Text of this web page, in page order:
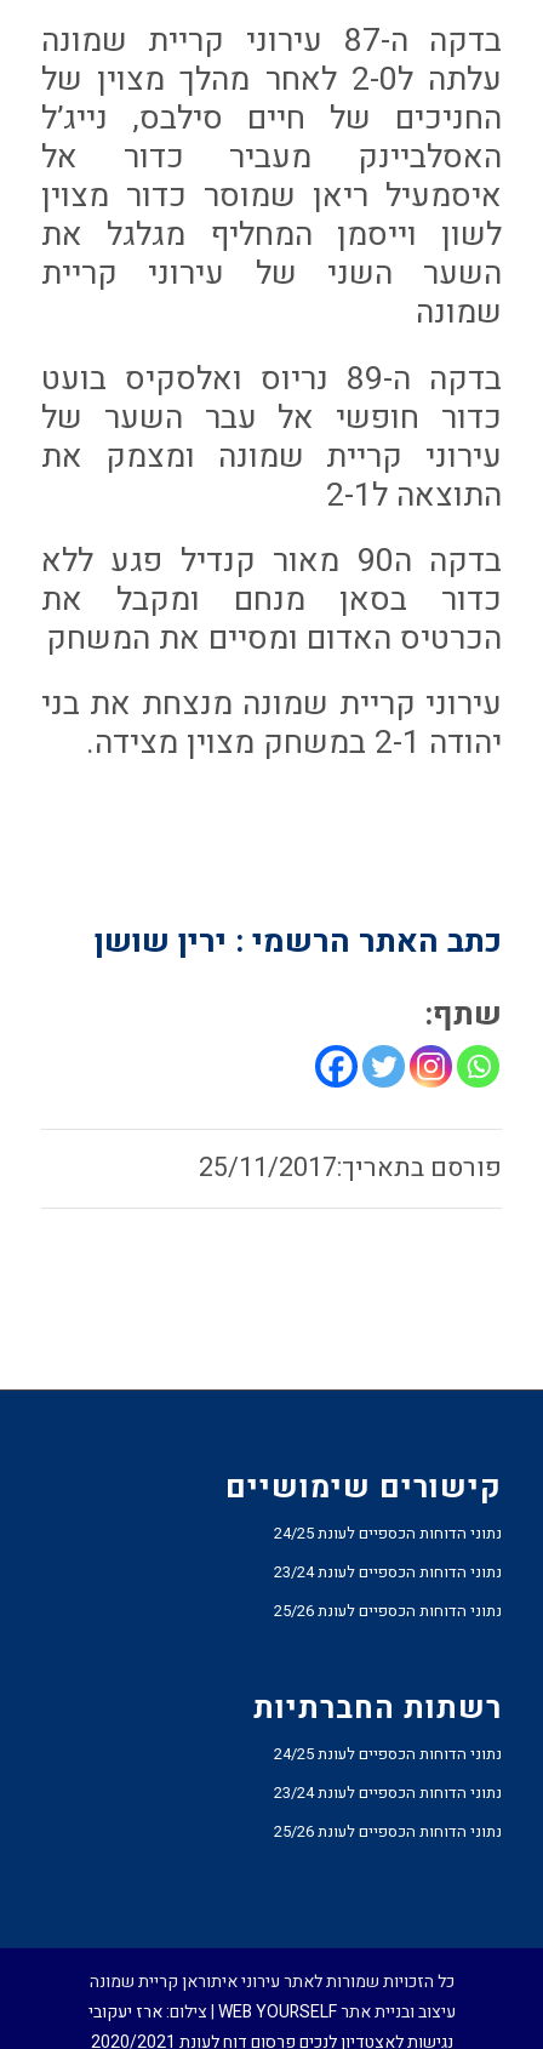
בדקה ה-87 עירוני קריית שמונה
עלתה ל2-0 לאחר מהלך מצוין של
החניכים של חיים סילבס, נייג’ל
האסלביינק מעביר כדור אל
איסמעיל ריאן שמוסר כדור מצוין
לשון וייסמן המחליף מגלגל את
השער השני של עירוני קריית
שמונה
בדקה ה-89 נריוס ואלסקיס בועט
כדור חופשי אל עבר השער של
עירוני קריית שמונה ומצמק את
התוצאה ל2-1
בדקה ה90 מאור קנדיל פגע ללא
כדור בסאן מנחם ומקבל את
הכרטיס האדום ומסיים את המשחק
עירוני קריית שמונה מנצחת את בני
יהודה 2-1 במשחק מצוין מצידה.
כתב האתר הרשמי : ירין שושן
שתף:
25/11/2017
קישורים שימושיים
נתוני הדוחות הכספיים לעונת 24/25
נתוני הדוחות הכספיים לעונת 23/24
נתוני הדוחות הכספיים לעונת 25/26
רשתות החברתיות
נתוני הדוחות הכספיים לעונת 24/25
נתוני הדוחות הכספיים לעונת 23/24
נתוני הדוחות הכספיים לעונת 25/26
כל הזכויות שמורות לאתר עירוני איתוראן קריית שמונה
עיצוב ובניית אתרWEB YOURSELF| צילום:ארז יעקובי
נגישות לאצטדיון לנכיםפרסום דוח לעונת 2020/2021